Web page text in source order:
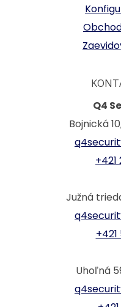
Q4
Bojnická
+421
Južná
Uhoľná